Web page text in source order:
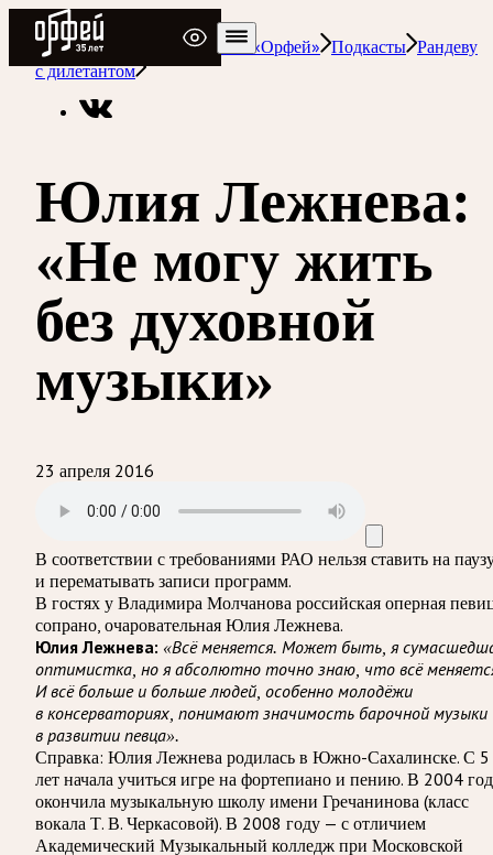
Радио Орфей
Радио классической музыки «Орфей» Подкасты Рандеву
с дилетантом
Юлия Лежнева:
«Не могу жить
без духовной
музыки»
23 апреля 2016
В соответствии с требованиями РАО нельзя ставить на
и перематывать записи программ.
В гостях у Владимира Молчанова российская оперная
сопрано, очаровательная Юлия Лежнева.
Юлия Лежнева: «Всё меняется. Может быть, я
оптимистка, но я абсолютно точно знаю, что всё
И всё больше и больше людей, особенно молодёжи
в консерваториях, понимают значимость барочной музыки
в развитии певца».
Справка: Юлия Лежнева родилась в Южно-Сахалинске. С 5
лет начала учиться игре на фортепиано и пению. В 2004
окончила музыкальную школу имени Гречанинова (класс
вокала Т. В. Черкасовой). В 2008 году — с отличием
Академический Музыкальный колледж при Московской